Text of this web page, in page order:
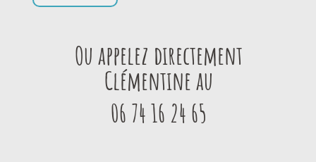
Ou appelez directement
Clémentine au
06 74 16 24 65